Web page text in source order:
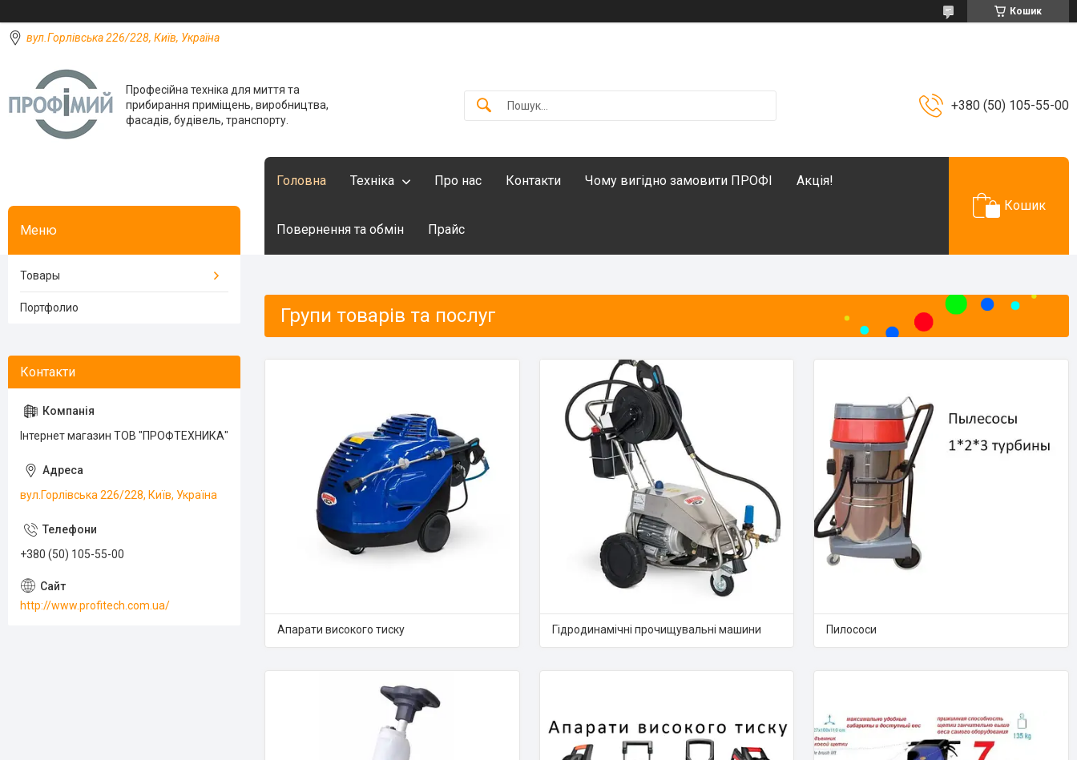
Кошик
вул.Горлівська 226/228, Київ, Україна
Професійна техніка для миття та
прибирання приміщень, виробництва,
фасадів, будівель, транспорту.
+380 (50) 105-55-00
Головна Техніка Про нас Контакти Чому вигідно замовити ПРОФІ Акція!
Повернення та обмін Прайс
Кошик
Групи товарів та послуг
Апарати високого тиску Гідродинамічні прочищувальні машини Пилососи
Товары
Портфолио
Інтернет магазин ТОВ "ПРОФТЕХНИКА"
вул.Горлівська 226/228, Київ, Україна
+380 (50) 105-55-00
http://www.profitech.com.ua/